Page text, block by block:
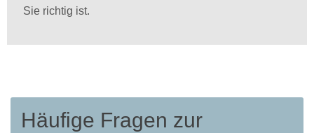
Sie richtig ist.
Häufige Fragen zur